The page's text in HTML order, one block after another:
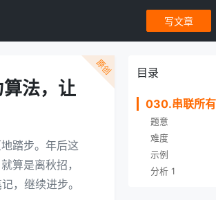
写文章
原创
法，让
踏步。年后这
算是离秋招，
，继续进步。
目录
题意
难度
示例
分析 1